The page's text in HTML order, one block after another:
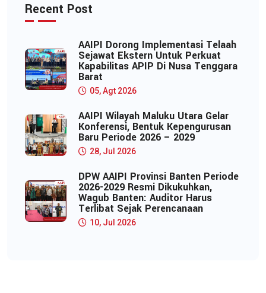
Recent Post
AAIPI Dorong Implementasi Telaah
Sejawat Ekstern Untuk Perkuat
Kapabilitas APIP Di Nusa Tenggara
Barat
05, Agt 2026
AAIPI Wilayah Maluku Utara Gelar
Konferensi, Bentuk Kepengurusan
Baru Periode 2026 – 2029
28, Jul 2026
DPW AAIPI Provinsi Banten Periode
2026-2029 Resmi Dikukuhkan,
Wagub Banten: Auditor Harus
Terlibat Sejak Perencanaan
10, Jul 2026